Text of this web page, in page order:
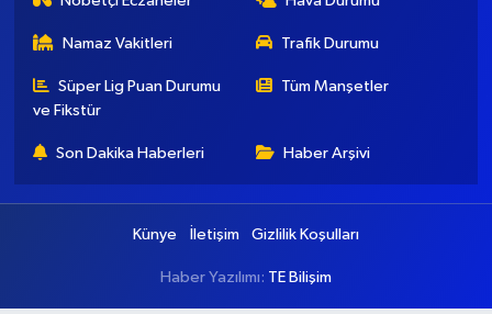
Nöbetçi Eczaneler
Namaz Vakitleri Trafik Durumu
Süper Lig Puan Durumu
Tüm Manşetler
Son Dakika Haberleri Haber Arşivi